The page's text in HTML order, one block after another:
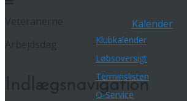
Kalender
Klubkalender
Løbsoversigt
Terminslisten
O-Service
Indlægsnavigation